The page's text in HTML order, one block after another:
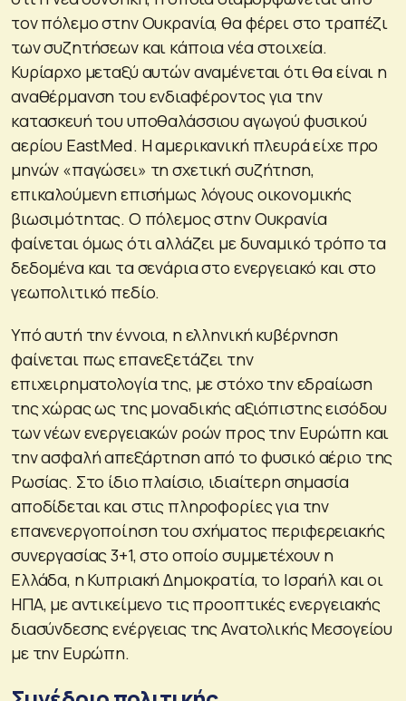
τον πόλεμο στην Ουκρανία, θα φέρει στο τραπέζι
των συζητήσεων και κάποια νέα στοιχεία.
Κυρίαρχο μεταξύ αυτών αναμένεται ότι θα είναι η
αναθέρμανση του ενδιαφέροντος για την
κατασκευή του υποθαλάσσιου αγωγού φυσικού
αερίου EastMed. Η αμερικανική πλευρά είχε προ
μηνών «παγώσει» τη σχετική συζήτηση,
επικαλούμενη επισήμως λόγους οικονομικής
βιωσιμότητας. Ο πόλεμος στην Ουκρανία
φαίνεται όμως ότι αλλάζει με δυναμικό τρόπο τα
δεδομένα και τα σενάρια στο ενεργειακό και στο
γεωπολιτικό πεδίο.
Υπό αυτή την έννοια, η ελληνική κυβέρνηση
φαίνεται πως επανεξετάζει την
επιχειρηματολογία της, με στόχο την εδραίωση
της χώρας ως της μοναδικής αξιόπιστης εισόδου
των νέων ενεργειακών ροών προς την Ευρώπη και
την ασφαλή απεξάρτηση από το φυσικό αέριο της
Ρωσίας. Στο ίδιο πλαίσιο, ιδιαίτερη σημασία
αποδίδεται και στις πληροφορίες για την
επανενεργοποίηση του σχήματος περιφερειακής
συνεργασίας 3+1, στο οποίο συμμετέχουν η
Ελλάδα, η Κυπριακή Δημοκρατία, το Ισραήλ και οι
ΗΠΑ, με αντικείμενο τις προοπτικές ενεργειακής
διασύνδεσης ενέργειας της Ανατολικής Μεσογείου
με την Ευρώπη.